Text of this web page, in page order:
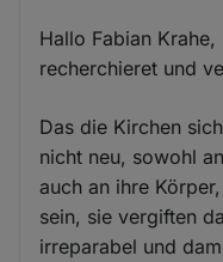
Hallo Fabian
recherchieret und
Das die Kirchen
nicht neu, sowohl
auch an ihre
sein, sie vergiften
irreparabel und